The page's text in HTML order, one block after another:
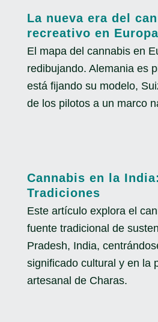
La nueva era del
recreativo en Europa
El mapa del cannabis en
redibujando. Alemania es
está fijando su modelo,
de los pilotos a un marco
Cannabis en la
Tradiciones
Este artículo explora el
fuente tradicional de
Pradesh, India,
significado cultural y en la
artesanal de Charas.